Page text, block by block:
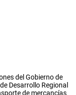
del Gobierno de
Desarrollo Regional
de mercancías